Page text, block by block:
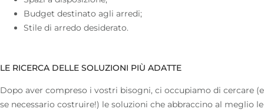
Budget destinato agli arredi;
Stile di arredo desiderato.
LE RICERCA DELLE SOLUZIONI PIÙ ADATTE
Dopo aver compreso i vostri bisogni, ci occupiamo di cercare (e
se necessario costruire!) le soluzioni che abbraccino al meglio le